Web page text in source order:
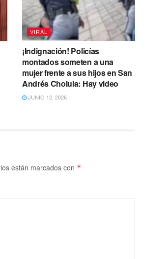
VIRAL
¡Indignación! Policías
montados someten a una
mujer frente a sus hijos en San
Andrés Cholula: Hay video
JUNIO 12, 2026
están marcados con *